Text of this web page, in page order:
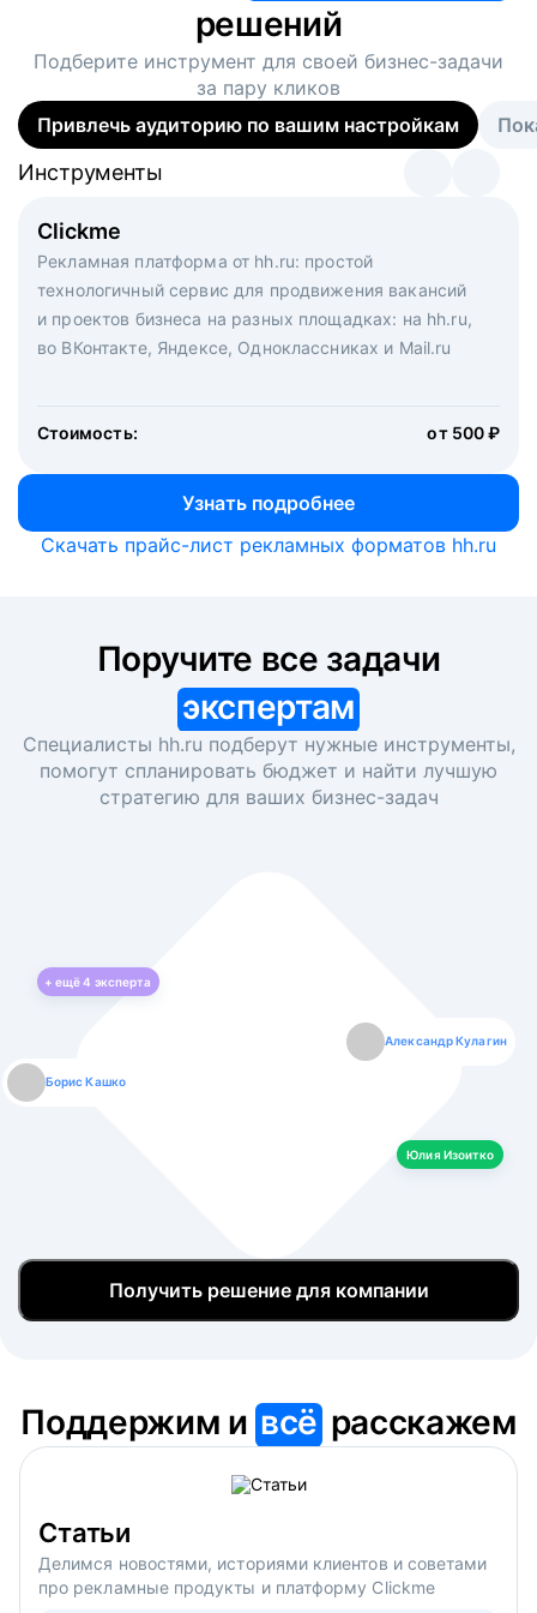
решений
Подберите инструмент для своей бизнес-задачи
за пару кликов
Привлечь аудиторию по вашим настройкам
Clickme
Рекламная платформа от hh.ru: простой
технологичный сервис для продвижения вакансий
и проектов бизнеса на разных площадках: на hh.ru,
во ВКонтакте, Яндексе, Одноклассниках и Mail.ru
Стоимость: от 500 ₽
Узнать подробнее
Инструменты
Вакансия дня
Рекламный формат для вакансий на главной странице
hh.ru. Увеличивает количество откликов
Инструменты
Массовый подбор под ключ. Решите, сколько
кандидатов и когда вам нужно, и за дело возьмутся
маркетологи, рекрутеры и проектные менеджеры
hh.ru с целым набором digital-инструментов
Инструменты
Скачать прайс-лист рекламных форматов hh.ru
экспертам
Специалисты hh.ru подберут нужные инструменты,
помогут спланировать бюджет и найти лучшую
стратегию для ваших бизнес-задач
+ ещё4 эксперта
Борис Кашко
Александр Кулагин
Юлия Изоитко
Юлия Изоитко
Даниил Макаров
Александр Кулагин
Екатерина Лазаренко
Даниил Макаров
Борис Кашко
Екатерина Лазаренко
Юлия Изоитко
Получить решение для компании
Поддержим ивсё расскажем
Статьи
Делимся новостями, историями клиентов и советами
про рекламные продукты и платформу Clickme